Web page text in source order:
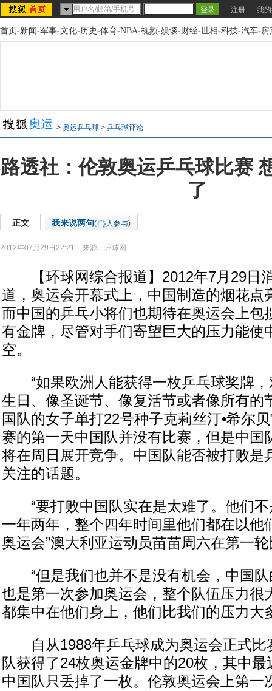
注册 我
首页-新闻-军事-文化-历史-体育-NBA-视频-娱谈-财经-世相-科技-汽车-房
> 奥运乒乓球 > 乒乓球评论
路透社：伦敦奥运乒乓球比赛
了
正文 我来说两句( 人参与)
2012年07月29日22:21 来源： 环球网
【环球网综合报道】2012年7月29日
道，奥运会开幕式上，中国制造的烟花点
而中国的乒乓小将们也期待在奥运会上包
有金牌，尽管对手们寄望巨大的压力能使
空。
“如果欧洲人能获得一枚乒乓球奖牌，
生日、像圣诞节、像复活节或者像所有的
国队的女子单打22号种子克莉丝汀•希尔
赛的第一天中国队并没有比赛，但是中国
将在周日展开竞争。中国队能否被打败是
关注的话题。
“要打败中国队实在是太难了。他们不
一年两年，整个四年时间里他们都在以他
奥运会”澳大利亚运动员苗苗周六在第一
“但是我们也并不是没有机会，中国队
也是第一次参加奥运会，整个队伍压力很
都集中在他们身上，他们比我们的压力大
自从1988年乒乓球成为奥运会正式比
队获得了24枚奥运金牌中的20枚，其中
中国队只丢掉了一枚。伦敦奥运会上第一